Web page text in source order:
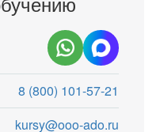
8 (800) 101-57-21
kursy@ooo-ado.ru